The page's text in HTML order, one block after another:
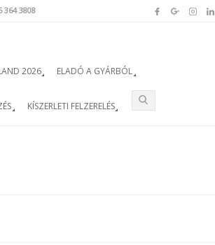
364 3808
2026 ELADÓ A GYÁRBÓL
KÍSZERLETI FELZERELÉS